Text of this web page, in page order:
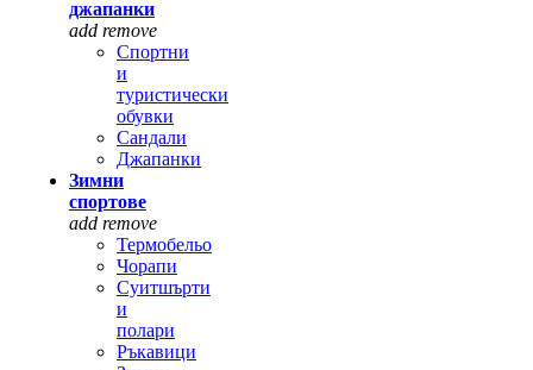
джапанки
add remove
Спортни
и
туристически
обувки
Сандали
Джапанки
Зимни
спортове
add remove
Термобельо
Чорапи
Суитшърти
и
полари
Ръкавици